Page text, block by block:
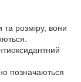
розміру, вони
позначаються